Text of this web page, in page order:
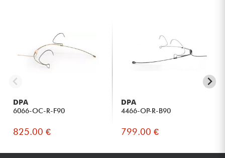
DPA
6066-OC-R-F90
825.00 €
DPA
4466-OP-R-B90
799.00 €